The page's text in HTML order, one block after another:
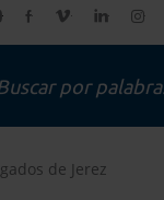
de Jerez